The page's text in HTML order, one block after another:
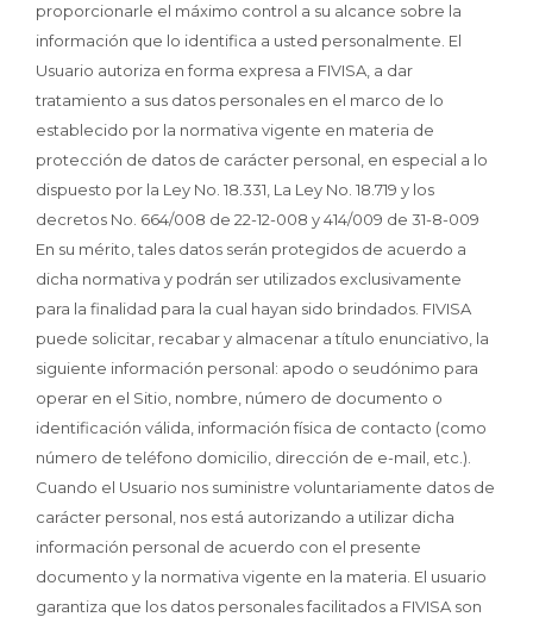
proporcionarle el máximo control a su alcance sobre la
información que lo identifica a usted personalmente. El
Usuario autoriza en forma expresa a FIVISA, a dar
tratamiento a sus datos personales en el marco de lo
establecido por la normativa vigente en materia de
protección de datos de carácter personal, en especial a lo
dispuesto por la Ley No. 18.331, La Ley No. 18.719 y los
decretos No. 664/008 de 22-12-008 y 414/009 de 31-8-009
En su mérito, tales datos serán protegidos de acuerdo a
dicha normativa y podrán ser utilizados exclusivamente
para la finalidad para la cual hayan sido brindados. FIVISA
puede solicitar, recabar y almacenar a título enunciativo, la
siguiente información personal: apodo o seudónimo para
operar en el Sitio, nombre, número de documento o
identificación válida, información física de contacto (como
número de teléfono domicilio, dirección de e-mail, etc.).
Cuando el Usuario nos suministre voluntariamente datos de
carácter personal, nos está autorizando a utilizar dicha
información personal de acuerdo con el presente
documento y la normativa vigente en la materia. El usuario
garantiza que los datos personales facilitados a FIVISA son